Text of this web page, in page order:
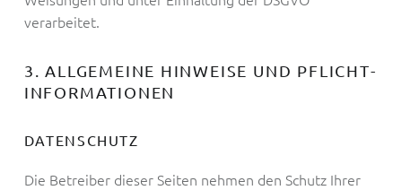
verarbeitet.
3. ALLGEMEINE HINWEISE UND PFLICHT­
INFORMATIONEN
DATENSCHUTZ
Die Betreiber dieser Seiten nehmen den Schutz Ihrer